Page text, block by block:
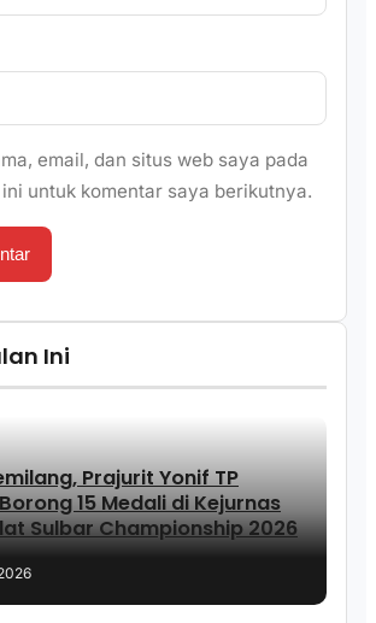
email, dan situs web saya pada
untuk komentar saya berikutnya.
Ini
Prajurit Yonif TP
15 Medali di Kejurnas
Sulbar Championship 2026